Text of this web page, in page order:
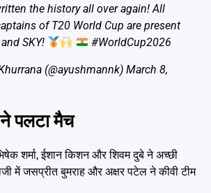
the history all over again! All
of T20 World Cup are present
SKY!
#WorldCup2026
(@ayushmannk) March 8,
पलटा मैच
शर्मा, ईशान किशन और शिवम दुबे ने अच्छी
में जसप्रीत बुमराह और अक्षर पटेल ने कीवी टीम